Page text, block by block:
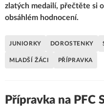
zlatých medailí, přečtěte si
obsáhlém hodnocení.
JUNIORKY DOROSTENKY
MLADŠÍ ŽÁCI PŘÍPRAVKA
Přípravka na PFC